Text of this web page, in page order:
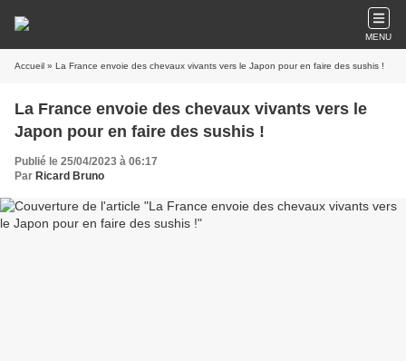
MENU
Accueil » La France envoie des chevaux vivants vers le Japon pour en faire des sushis !
La France envoie des chevaux vivants vers le
Japon pour en faire des sushis !
Publié le 25/04/2023 à 06:17
Par Ricard Bruno